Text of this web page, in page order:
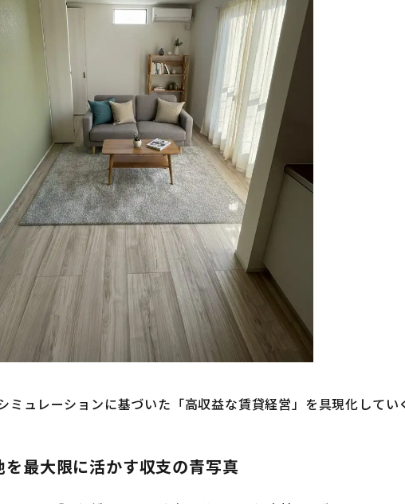
ミュレーションに基づいた「高収益な賃貸経営」を具現化して
最大限に活かす収支の青写真